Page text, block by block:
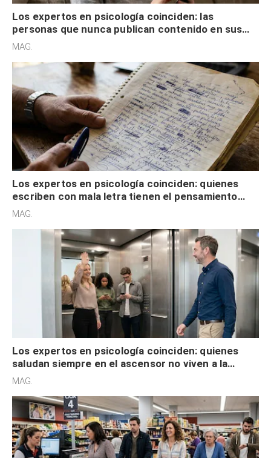
Los expertos en psicología coinciden: las
personas que nunca publican contenido en sus
redes sociales no pretenden buscar validación
MAG.
Los expertos en psicología coinciden: quienes
escriben con mala letra tienen el pensamiento
acelerado y no lo hacen por desinterés
MAG.
Los expertos en psicología coinciden: quienes
saludan siempre en el ascensor no viven a la
defensiva y tienen apertura social
MAG.